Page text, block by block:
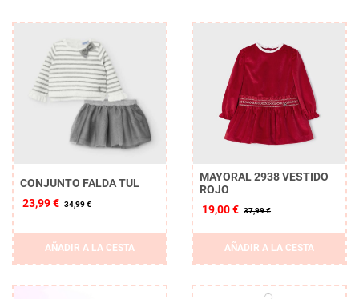
CONJUNTO FALDA TUL
23,99 € 34,99 €
AÑADIR A LA CESTA
MAYORAL 2938 VESTIDO
ROJO
19,00 € 37,99 €
AÑADIR A LA CESTA